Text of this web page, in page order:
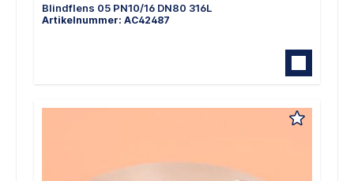
Blindflens 05 PN10/16 DN80 316L
Artikelnummer: AC42487